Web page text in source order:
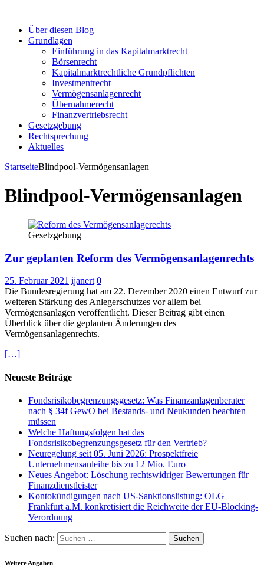
Über diesen Blog
Grundlagen
Einführung in das Kapitalmarktrecht
Börsenrecht
Kapitalmarktrechtliche Grundpflichten
Investmentrecht
Vermögensanlagenrecht
Übernahmerecht
Finanzvertriebsrecht
Gesetzgebung
Rechtsprechung
Aktuelles
StartseiteBlindpool-Vermögensanlagen
Blindpool-Vermögensanlagen
Gesetzgebung
Zur geplanten Reform des Vermögensanlagenrechts
25. Februar 2021 ijanert 0
Die Bundesregierung hat am 22. Dezember 2020 einen Entwurf zur
weiteren Stärkung des Anlegerschutzes vor allem bei
Vermögensanlagen veröffentlicht. Dieser Beitrag gibt einen
Überblick über die geplanten Änderungen des
Vermögensanlagenrechts.
[…]
Neueste Beiträge
Fondsrisikobegrenzungsgesetz: Was Finanzanlagenberater
nach § 34f GewO bei Bestands- und Neukunden beachten
müssen
Welche Haftungsfolgen hat das
Fondsrisikobegrenzungsgesetz für den Vertrieb?
Neuregelung seit 05. Juni 2026: Prospektfreie
Unternehmensanleihe bis zu 12 Mio. Euro
Neues Angebot: Löschung rechtswidriger Bewertungen für
Finanzdienstleister
Kontokündigungen nach US-Sanktionslistung: OLG
Frankfurt a.M. konkretisiert die Reichweite der EU-Blocking-
Verordnung
Suchen nach:
Weitere Angaben